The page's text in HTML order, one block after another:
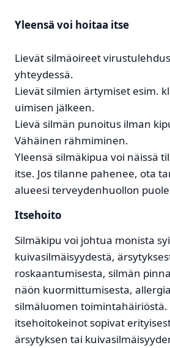
Yleensä voi hoitaa itse
Lievät silmäoireet
yhteydessä.
Lievät silmien ärtymiset esim.
uimisen jälkeen.
Lievä silmän punoitus ilman
Vähäinen rähmiminen.
Yleensä silmäkipua voi näissä
itse. Jos tilanne pahenee, ota
alueesi terveydenhuollon
Itsehoito
Silmäkipu voi johtua monista
kuivasilmäisyydestä,
roskaantumisesta, silmän
näön kuormittumisesta,
silmäluomen toimintahäiriöstä.
itsehoitokeinot sopivat
ärsytyksen tai